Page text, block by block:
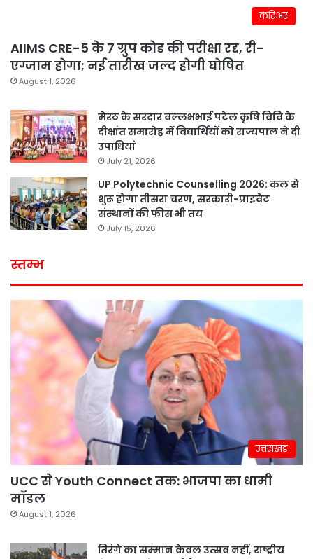
करिअर
AIIMS CRE-5 के 7 ग्रुप कोड की परीक्षा रद्द, री-
एग्जाम होगा; नई तारीख जल्द होगी घोषित
August 1, 2026
मेरठ के सरदार वल्लभभाई पटेल कृषि विवि के
दीक्षांत समारोह में विद्यार्थियों को राज्यपाल ने दी
उपाधियां
July 21, 2026
UP Polytechnic Counselling 2026: कल से
शुरू होगा तीसरा चरण, सरकारी-प्राइवेट
संस्थानों की फीस भी तय
July 15, 2026
स्तम्भ
उत्तराखंड
UCC से Youth Connect तक: भाजपा का धामी
मॉडल
August 1, 2026
तिरंगे का सम्मान केवल उत्सव नहीं, राष्ट्रीय